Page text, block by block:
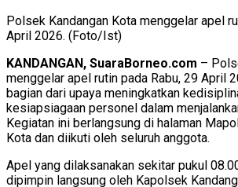
Polsek Kandangan Kota menggelar apel
April 2026. (Foto/Ist)
KANDANGAN, SuaraBorneo.com –
menggelar apel rutin pada Rabu, 29 April
bagian dari upaya meningkatkan
kesiapsiagaan personel dalam
Kegiatan ini berlangsung di halaman
Kota dan diikuti oleh seluruh anggota.
Apel yang dilaksanakan sekitar pukul
dipimpin langsung oleh Kapolsek